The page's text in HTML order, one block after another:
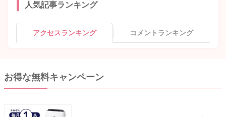
人気記事ランキング
アクセスランキング コメントランキング
お得な無料キャンペーン